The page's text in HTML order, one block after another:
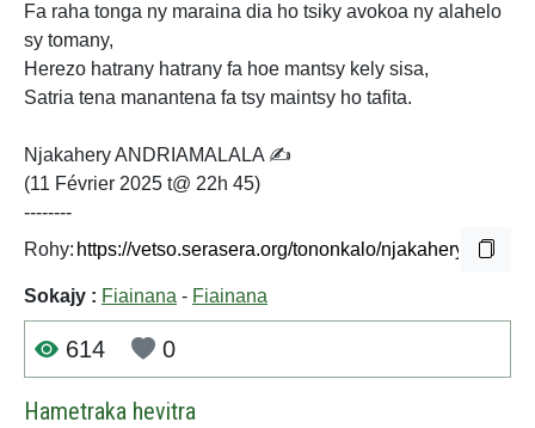
Fa raha tonga ny maraina dia ho tsiky avokoa ny alahelo
sy tomany,
Herezo hatrany hatrany fa hoe mantsy kely sisa,
Satria tena manantena fa tsy maintsy ho tafita.
Njakahery ANDRIAMALALA ✍️
(11 Février 2025 t@ 22h 45)
--------
Rohy:
Sokajy : Fiainana - Fiainana
614 0
Hametraka hevitra